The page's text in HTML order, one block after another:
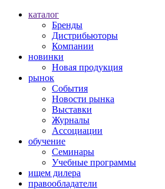
каталог
Бренды
Дистрибьюторы
Компании
новинки
Новая продукция
рынок
Cобытия
Новости рынка
Выставки
Журналы
Ассоциации
обучение
Семинары
Учебные программы
ищем дилера
правообладатели